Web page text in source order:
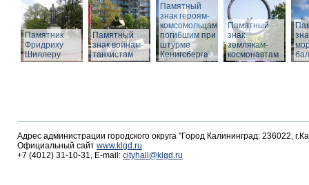
Памятник
Фридриху
Шиллеру
Памятный
знак воинам-
танкистам
Памятный
знак героям-
комсомольцам,
погибшим при
штурме
Кенигсберга
Памятный
знак
землякам-
космонавтам
Адрес администрации городского округа "Город Калининград: 236022,
Официальный сайт www.klgd.ru
+7 (4012) 31-10-31, E-mail: cityhall@klgd.ru